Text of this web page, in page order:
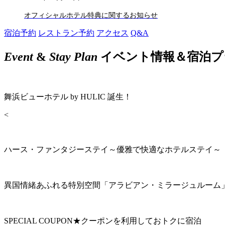
オフィシャルホテル特典に関するお知らせ
宿泊予約 レストラン予約 アクセス Q&A
Event& Stay Plan イベント情報＆宿泊
舞浜ビューホテル by HULIC 誕生！
<
ハース・ファンタジーステイ～優雅で快適なホテルステイ～
異国情緒あふれる特別空間「アラビアン・ミラージュルーム
SPECIAL COUPON★クーポンを利用しておトクに宿泊